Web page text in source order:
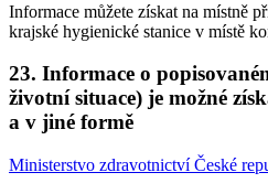
Informace můžete získat na místně
krajské hygienické stanice v místě
23. Informace o
životní situace) je možné
a v jiné formě
Ministerstvo zdravotnictví České